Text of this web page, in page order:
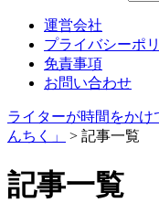
運営会社
プライバシーポ
免責事項
お問い合わせ
ライターが時間をかけ
んちく」
> 記事一覧
記事一覧